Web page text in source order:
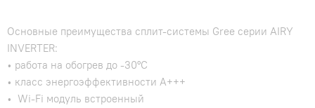
Основные преимущества сплит-системы Gree серии AIRY
INVERTER:
• работа на обогрев до -30°С
• класс энергоэффективности A+++
• Wi-Fi модуль встроенный